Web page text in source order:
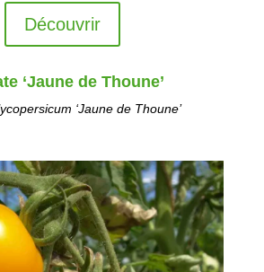
Découvrir
‘Jaune de Thoune’
‘Jaune de Thoune’